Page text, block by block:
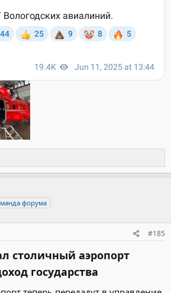
форума
#185
столичный аэропорт
государства